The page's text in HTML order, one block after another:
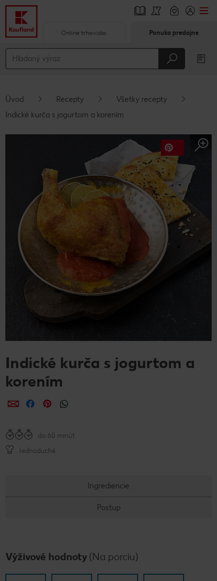
Hlavný obsah
Vyskakovací bočný panel
Online trhovisko Ponuka predajne
Úvod Recepty
Všetky recepty
Indické kurča s jogurtom a korením
Indické kurča s jogurtom a
korením
ZdieľaťZdieľaťZdieľať
do 60 minút
Jednoduché
Ingrediencie
Postup
Výživové hodnoty (Na porciu)